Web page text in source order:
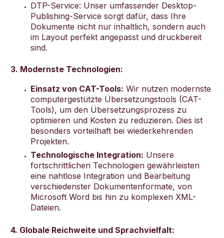
DTP-Service: Unser umfassender Desktop-
Publishing-Service sorgt dafür, dass Ihre
Dokumente nicht nur inhaltlich, sondern auch
im Layout perfekt angepasst und druckbereit
sind.
3. Modernste Technologien:
Einsatz von CAT-Tools: Wir nutzen modernste
computergestützte Übersetzungstools (CAT-
Tools), um den Übersetzungsprozess zu
optimieren und Kosten zu reduzieren. Dies ist
besonders vorteilhaft bei wiederkehrenden
Projekten.
Technologische Integration: Unsere
fortschrittlichen Technologien gewährleisten
eine nahtlose Integration und Bearbeitung
verschiedenster Dokumentenformate, von
Microsoft Word bis hin zu komplexen XML-
Dateien.
4. Globale Reichweite und Sprachvielfalt: